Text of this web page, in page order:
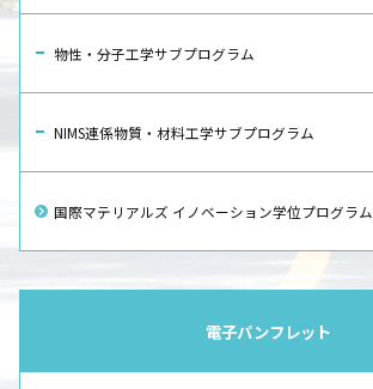
物性・分子工学サブプログラム
NIMS連係物質・材料工学サブプログラム
国際マテリアルズ イノベーション学位プログラム
電子パンフレット